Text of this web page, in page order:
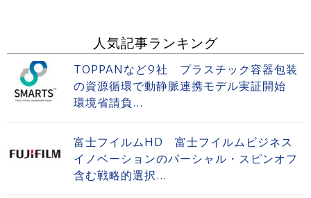
人気記事ランキング
TOPPANなど9社 プラスチック容器包装
の資源循環で動静脈連携モデル実証開始
環境省請負...
富士フイルムHD 富士フイルムビジネス
イノベーションのパーシャル・スピンオフ
含む戦略的選択...